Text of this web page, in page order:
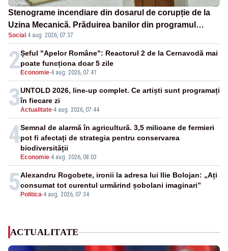
Stenograme incendiare din dosarul de corupție de la
Uzina Mecanică. Prăduirea banilor din programul
SAFE, interceptată de DNA
Social ·4 aug. 2026, 07:37
2 Economie-4 aug. 2026, 07:41
Șeful "Apelor Române": Reactorul 2 de la Cernavodă mai
poate funcționa doar 5 zile
3Actualitate-4 aug. 2026, 07:44
UNTOLD 2026, line-up complet. Ce artiști sunt programați
în fiecare zi
4
Economie-4 aug. 2026, 08:03
Semnal de alarmă în agricultură. 3,5 milioane de fermieri
pot fi afectați de strategia pentru conservarea
biodiversității
5 Politica-4 aug. 2026, 07:34
Alexandru Rogobete, ironii la adresa lui Ilie Bolojan: „Ați
consumat tot curentul urmărind șobolani imaginari”
ACTUALITATE